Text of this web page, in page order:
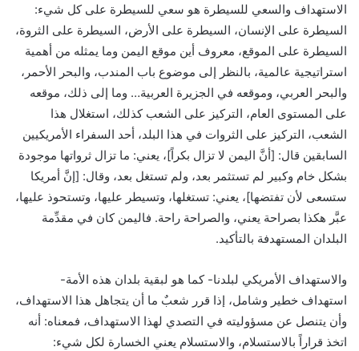
الاستهداف والسعي للسيطرة هو سعي للسيطرة على كل شيء:
السيطرة على الإنسان، السيطرة على الأرض، السيطرة على الثروة،
السيطرة على الموقع، معروف أين موقع اليمن وما يمثله من أهمية
استراتيجية عالمية، بالنظر إلى موضوع باب المندب، والبحر الأحمر،
والبحر العربي، وموقعه في الجزيرة العربية… وما إلى ذلك، موقعه
على المستوى العام، التركيز على الشعب كذلك، استغلال هذا
الشعب، التركيز على الثروات في هذا البلد، أحد السفراء الأمريكيين
السابقين قال: [أنَّ اليمن لا تزال بكراً]، يعني: ما تزال ثرواتها موجودة
بشكل خام وكبير لم تستثمر بعد، ولم تستغل بعد، وقال: [إنَّ أمريكا
ستسعى لأن تفتضها]، يعني: تستغلها، وتسيطر عليها، وتستحوذ عليها،
عبَّر هكذا بصراحة يعني، والصراحة راحة. فاليمن كان في مقدِّمة
البلدان المستهدفة بالتأكيد.
والاستهداف الأمريكي لبلدنا- كما هو لبقية بلدان هذه الأمة-
استهداف خطير وشامل، إذا قرر شعبٌ ما أن يتجاهل هذا الاستهداف،
وأن يتنصل عن مسؤوليته في التصدي لهذا الاستهداف، فمعناه: أنه
اتخذ قراراً بالاستسلام، والاستسلام يعني الخسارة لكل شيء: